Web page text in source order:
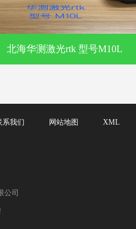
北海华测激光rtk 型号M10L
系我们 网站地图 XML
公司